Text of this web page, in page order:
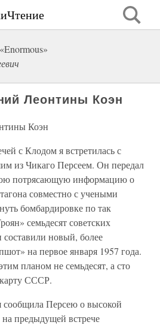
Леонтины Коэн
Коэн
с Клодом я встретилась с
из Чикаго Персеем. Он передал
потрясающую информацию о
совместно с учеными
бомбардировке по так
семьдесят советских
новый, более
на первое января 1957 года.
планом не семьдесят, а сто
СССР.
Персею о высокой
предыдущей встрече